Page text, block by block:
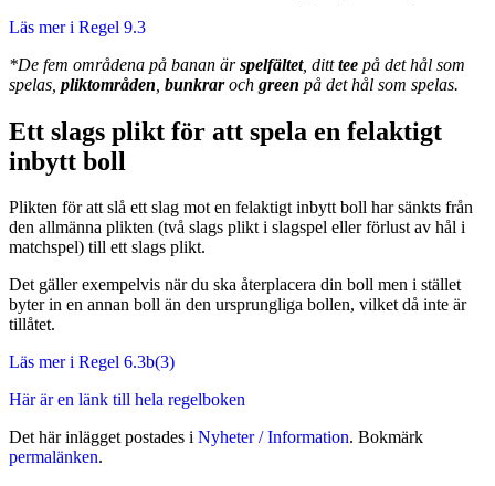
Läs mer i Regel 9.3
*De fem områdena på banan ärspelfältet, ditttee på det hål som
spelas, pliktområden bunkraroch green på det hål som spelas.
Ett slags plikt för att spela en felaktigt
inbytt boll
Plikten för att slå ett slag mot en felaktigt inbytt boll har sänkts från
den allmänna plikten (två slags plikt i slagspel eller förlust av hål i
matchspel) till ett slags plikt.
Det gäller exempelvis när du ska återplacera din boll men i stället
byter in en annan boll än den ursprungliga bollen, vilket då inte är
tillåtet.
Läs mer i Regel 6.3b(3)
Här är en länk till hela regelboken
Det här inlägget postades i Nyheter / Information. Bokmärk
permalänken.